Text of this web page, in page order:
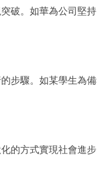
破。如華為公司
步驟。如某學生
的方式實現社會